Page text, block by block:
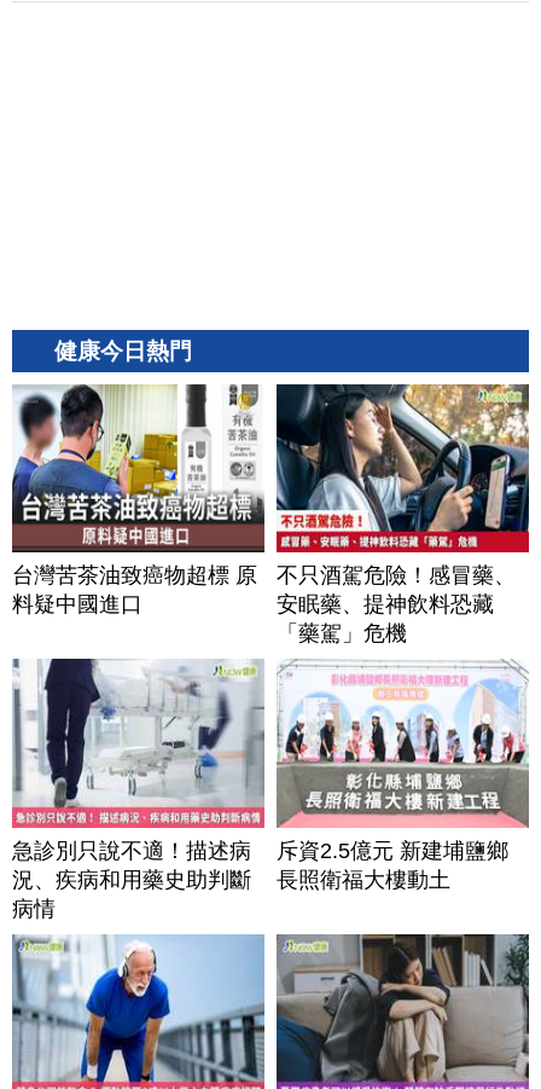
健康今日熱門
台灣苦茶油致癌物超標 原
料疑中國進口
不只酒駕危險！感冒藥、
安眠藥、提神飲料恐藏
「藥駕」危機
急診別只說不適！描述病
況、疾病和用藥史助判斷
病情
斥資2.5億元 新建埔鹽鄉
長照衛福大樓動土